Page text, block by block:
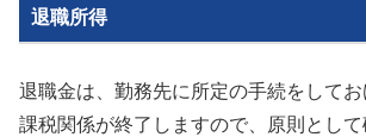
退職所得
退職金は、勤務先に所定の手続をして
課税関係が終了しますので、原則とし